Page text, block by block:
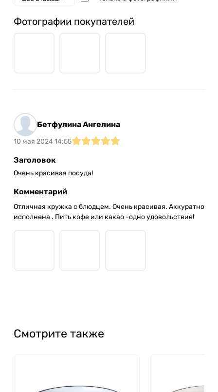
Фотографии покупателей
Бетфулина Ангелина
10 мая 2024 14:55
Заголовок
Очень красивая посуда!
Комментарий
Отличная кружка с блюдцем. Очень красивая. Аккуратно
исполнена . Пить кофе или какао -одно удовольствие!
Смотрите также